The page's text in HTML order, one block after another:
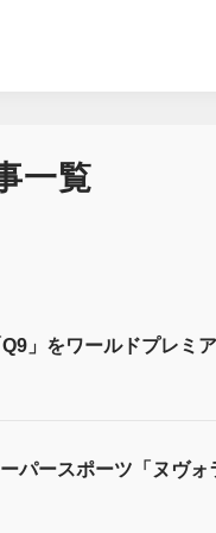
一覧
」をワールドプレミ
パースポーツ「ヌヴ